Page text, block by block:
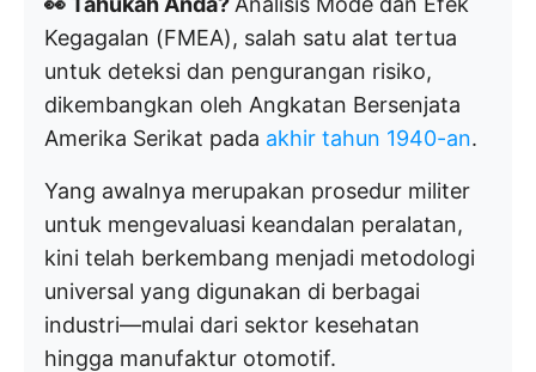
Kegagalan (FMEA), salah satu alat tertua
untuk deteksi dan pengurangan risiko,
dikembangkan oleh Angkatan Bersenjata
Amerika Serikat pada akhir tahun 1940-an.
Yang awalnya merupakan prosedur militer
untuk mengevaluasi keandalan peralatan,
kini telah berkembang menjadi metodologi
universal yang digunakan di berbagai
industri—mulai dari sektor kesehatan
hingga manufaktur otomotif.